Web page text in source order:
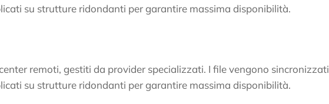
su strutture ridondanti per garantire massima disponibilità.
remoti, gestiti da provider specializzati. I file vengono sincronizzati
su strutture ridondanti per garantire massima disponibilità.